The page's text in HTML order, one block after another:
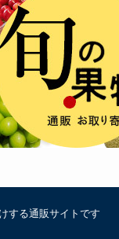
する通販サイトです